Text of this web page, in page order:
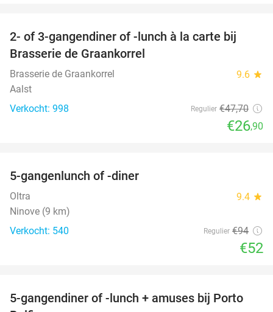
44%
2- of 3-gangendiner of -lunch à la carte bij
Brasserie de Graankorrel
Brasserie de Graankorrel 9.6 star
Aalst
Verkocht: 998
Regulier €47,70
€26,90
5-gangenlunch of -diner
Oltra 9.4 star
Ninove (9 km)
Verkocht: 540
Regulier €94
€52
33%
NEW
5-gangendiner of -lunch + amuses bij Porto